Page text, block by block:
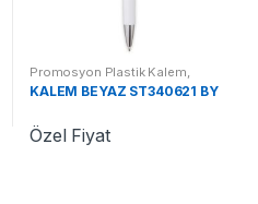
Promosyon Plastik Kalem
Promosyon Kalemler
KALEM BEYAZ ST340621 BY
Özel Fiyat